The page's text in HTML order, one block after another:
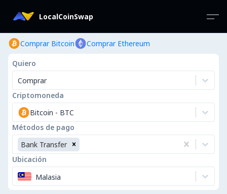
LocalCoinSwap
Comprar Bitcoin Comprar Ethereum
Quiero
Comprar
Criptomoneda
Bitcoin - BTC
Métodos de pago
Bank Transfer
Ubicación
Malasia